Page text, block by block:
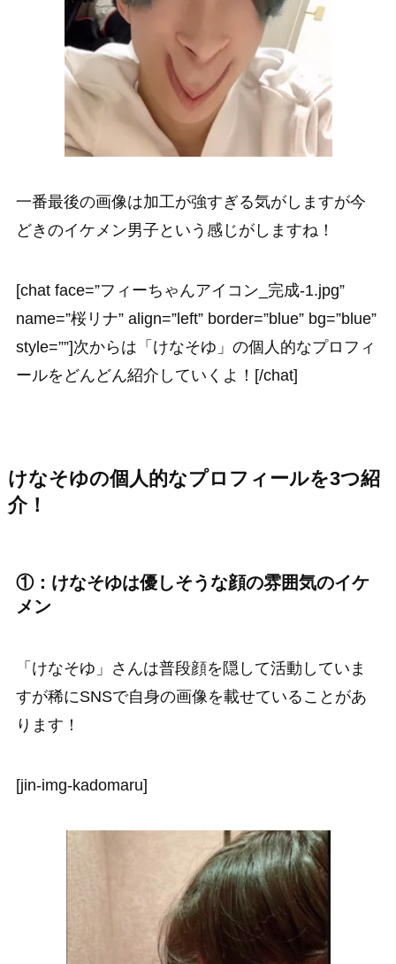
一番最後の画像は加工が強すぎる気がしますが今
どきのイケメン男子という感じがしますね！
[chat face=”フィーちゃんアイコン_完成-1.jpg”
name=”桜リナ” align=”left” border=”blue” bg=”blue”
style=””]次からは「けなそゆ」の個人的なプロフィ
ールをどんどん紹介していくよ！[/chat]
けなそゆの個人的なプロフィールを3つ紹
介！
①：けなそゆは優しそうな顔の雰囲気のイケ
メン
「けなそゆ」さんは普段顔を隠して活動していま
すが稀にSNSで自身の画像を載せていることがあ
ります！
[jin-img-kadomaru]